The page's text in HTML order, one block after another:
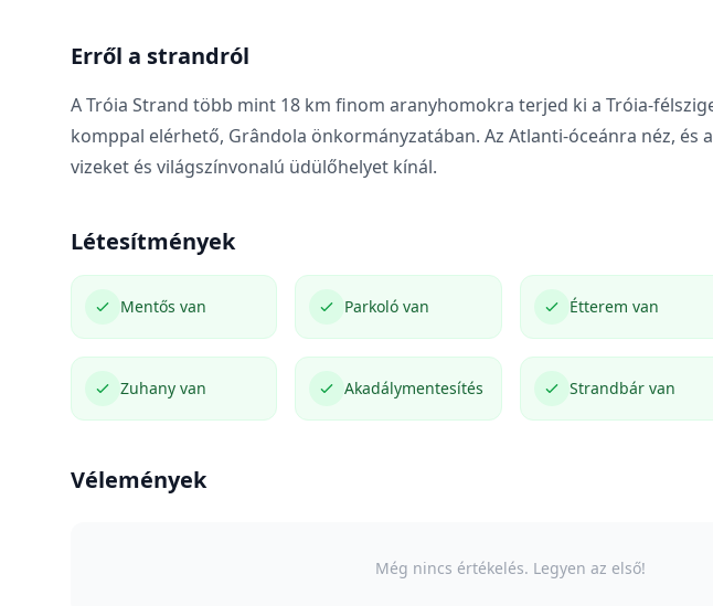
Erről a strandról
A Tróia Strand több mint 18 km finom aranyhomokra terjed ki a Tróia-
komppal elérhető, Grândola önkormányzatában. Az Atlanti-óceánra néz, és
vizeket és világszínvonalú üdülőhelyet kínál.
Létesítmények
Mentős van Parkoló van Étterem van
Zuhany van Akadálymentesítés Strandbár van
Vélemények
Még nincs értékelés. Legyen az első!